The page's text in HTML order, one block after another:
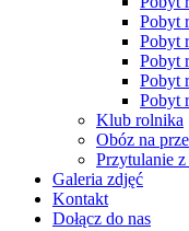
Pobyt
Pobyt
Pobyt
Pobyt
Pobyt
Klub rolnika
Obóz na
Przytulanie
Galeria zdjęć
Kontakt
Dołącz do nas